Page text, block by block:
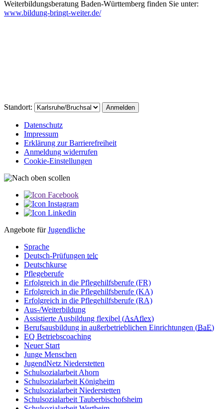
Weiterbildungsberatung Baden-Württemberg finden Sie unter:
www.bildung-bringt-weiter.de/
Standort:
Datenschutz
Impressum
Erklärung zur Barriere­­freiheit
Anmeldung widerrufen
Cookie-Einstellungen
Angebote fürJugendliche
Sprache
Deutsch-Prüfungen telc
Deutschkurse
Pflegeberufe
Erfolgreich in die Pflegehilfsberufe (FR)
Erfolgreich in die Pflegehilfsberufe (KA)
Erfolgreich in die Pflegehilfsberufe (RA)
Aus-/Weiterbildung
Assistierte Ausbildung flexibel (AsAflex)
Berufsausbildung in außerbetrieblichen Einrichtungen (BaE)
EQ Betriebscoaching
Neuer Start
Junge Menschen
JugendNetz Niederstetten
Schulsozialarbeit Ahorn
Schulsozialarbeit Königheim
Schulsozialarbeit Niederstetten
Schulsozialarbeit Tauberbischofsheim